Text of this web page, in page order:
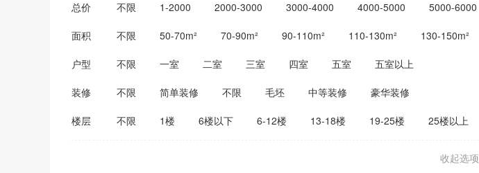
总价 不限 1-2000 2000-3000 3000-4000 4000-5000 5000-6000
10000-15000
面积 不限 50-70m² 70-90m² 90-110m² 110-130m² 130-150m²
户型 不限 一室 二室 三室 四室 五室 五室以上
装修 不限 简单装修 不限 毛坯 中等装修 豪华装修
楼层 不限 1楼 6楼以下 6-12楼 13-18楼 19-25楼 25楼以上
收起选项